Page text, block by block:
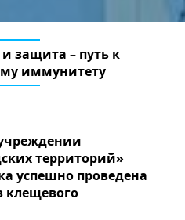
защита – путь к
иммунитету
территорий»
успешно проведена
клещевого